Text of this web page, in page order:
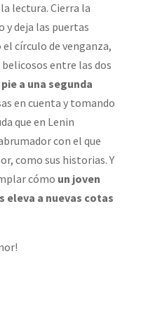
lectura. Cierra la
y deja las puertas
círculo de venganza,
entre las dos
a una segunda
en cuenta y tomando
que en Lenin
con el que
como sus historias. Y
cómo un joven
eleva a nuevas cotas